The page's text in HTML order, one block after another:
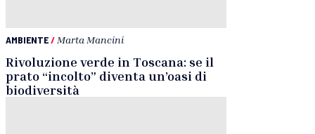
AMBIENTE/ Marta Mancini
Rivoluzione verde in Toscana: se il
prato “incolto” diventa un’oasi di
biodiversità